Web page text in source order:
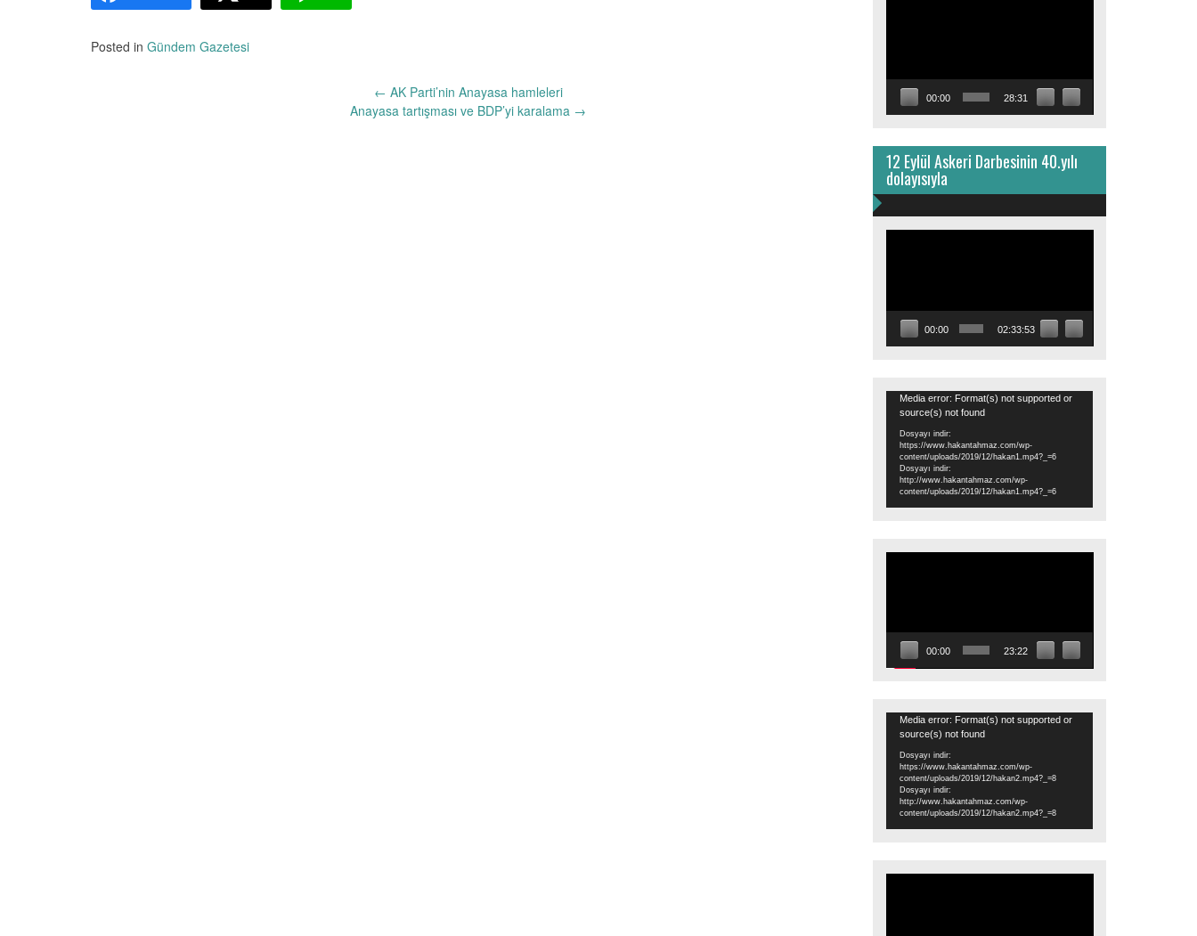
Posted in Gündem Gazetesi
← AK Parti’nin Anayasa hamleleri
Anayasa tartışması ve BDP’yi karalama →
00:00 28:31
12 Eylül Askeri Darbesinin 40.yılı
dolayısıyla
00:00 02:33:53
Video
oynatıcı
Media error: Format(s) not supported or
source(s) not found
Dosyayı indir:
https://www.hakantahmaz.com/wp-
content/uploads/2019/12/hakan1.mp4?_=6
Dosyayı indir:
http://www.hakantahmaz.com/wp-
content/uploads/2019/12/hakan1.mp4?_=6
00:00 23:22
Video
oynatıcı
Media error: Format(s) not supported or
source(s) not found
Dosyayı indir:
https://www.hakantahmaz.com/wp-
content/uploads/2019/12/hakan2.mp4?_=8
Dosyayı indir:
http://www.hakantahmaz.com/wp-
content/uploads/2019/12/hakan2.mp4?_=8